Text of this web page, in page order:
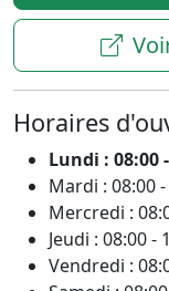
Horaires
Lundi : 08:00
Mardi : 08:00
Mercredi :
Jeudi : 08:00 -
Vendredi :